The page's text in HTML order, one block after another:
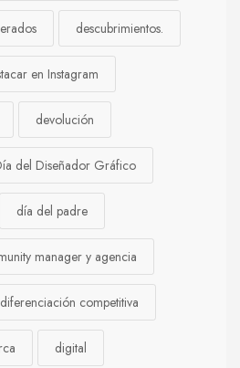
descubrimientos.
en Instagram
devolución
del Diseñador Gráfico
día del padre
manager y agencia
diferenciación competitiva
digital